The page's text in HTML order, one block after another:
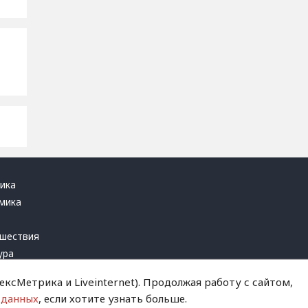
и Liveinternet). Продолжая работу с сайтом,
, если хотите узнать больше.